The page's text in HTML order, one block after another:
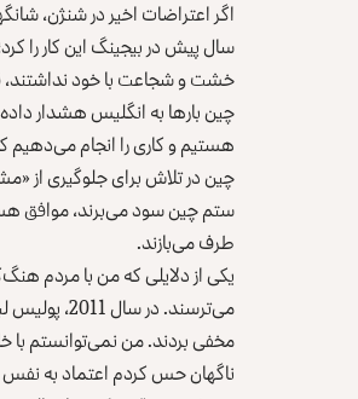
سال پیش در بیجینگ این کار را
خشت و شجاعت با خود نداشتند،
چین بارها به انگلیس هشدار
هستیم و کاری را انجام می‌دهیم
چین در تلاش برای جلوگیری از
ستم چین سود می‌برند، موافق
طرف می‌بازند.
یکی از دلایلی که من با مردم
می‌ترسند.
مخفی بردند. من نمی‌توانستم با
ناگهان حس کردم اعتماد به